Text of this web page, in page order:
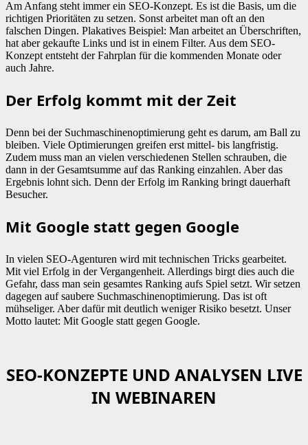
Am Anfang steht immer ein SEO-Konzept. Es ist die Basis, um die
richtigen Prioritäten zu setzen. Sonst arbeitet man oft an den
falschen Dingen. Plakatives Beispiel: Man arbeitet an Überschriften,
hat aber gekaufte Links und ist in einem Filter. Aus dem SEO-
Konzept entsteht der Fahrplan für die kommenden Monate oder
auch Jahre.
Der Erfolg kommt mit der Zeit
Denn bei der Suchmaschinenoptimierung geht es darum, am Ball zu
bleiben. Viele Optimierungen greifen erst mittel- bis langfristig.
Zudem muss man an vielen verschiedenen Stellen schrauben, die
dann in der Gesamtsumme auf das Ranking einzahlen. Aber das
Ergebnis lohnt sich. Denn der Erfolg im Ranking bringt dauerhaft
Besucher.
Mit Google statt gegen Google
In vielen SEO-Agenturen wird mit technischen Tricks gearbeitet.
Mit viel Erfolg in der Vergangenheit. Allerdings birgt dies auch die
Gefahr, dass man sein gesamtes Ranking aufs Spiel setzt. Wir setzen
dagegen auf saubere Suchmaschinenoptimierung. Das ist oft
mühseliger. Aber dafür mit deutlich weniger Risiko besetzt. Unser
Motto lautet: Mit Google statt gegen Google.
SEO-KONZEPTE UND ANALYSEN LIVE
IN WEBINAREN